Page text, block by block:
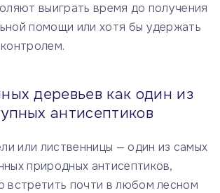
выиграть время до получения
помощи или хотя бы удержать
деревьев как один из
антисептиков
или лиственницы — один из самых
природных антисептиков,
встретить почти в любом лесном